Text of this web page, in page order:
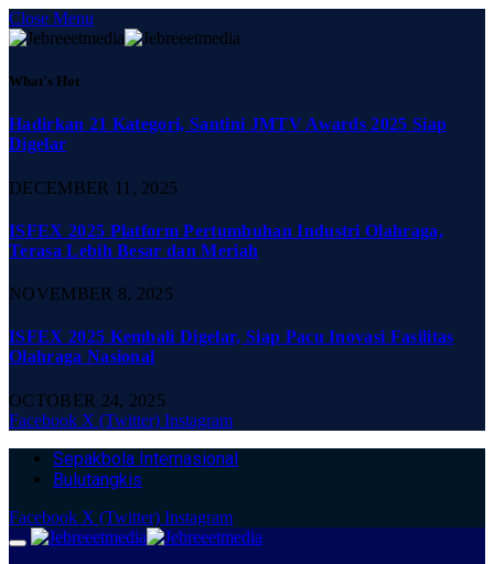
Close Menu
What's Hot
Hadirkan 21 Kategori, Santini JMTV Awards 2025 Siap
Digelar
DECEMBER 11, 2025
ISFEX 2025 Platform Pertumbuhan Industri Olahraga,
Terasa Lebih Besar dan Meriah
NOVEMBER 8, 2025
ISFEX 2025 Kembali Digelar, Siap Pacu Inovasi Fasilitas
Olahraga Nasional
OCTOBER 24, 2025
Facebook X (Twitter) Instagram
Sepakbola Internasional
Bulutangkis
Facebook X (Twitter) Instagram